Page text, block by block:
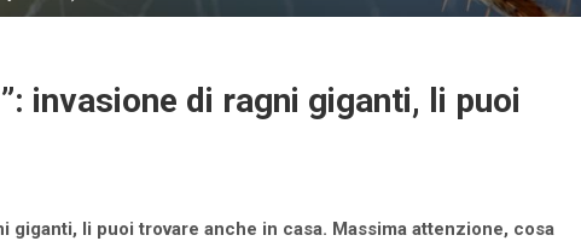
invasione di ragni giganti, li puoi
giganti, li puoi trovare anche in casa. Massima attenzione, cosa